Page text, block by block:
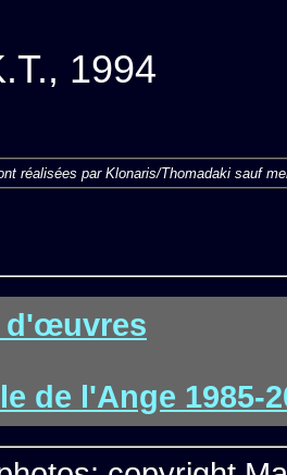
1994
réalisées par Klonaris/Thomadaki sauf
d'œuvres
de l'Ange 1985-